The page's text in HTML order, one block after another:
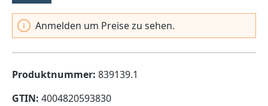
Anmelden um Preise zu sehen.
Produktnummer: 839139.1
GTIN: 4004820593830